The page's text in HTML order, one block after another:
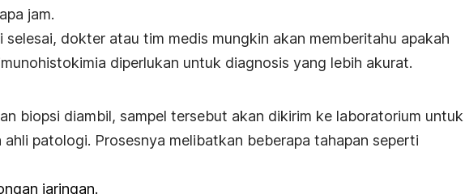
jam.
selesai, dokter atau tim medis mungkin akan memberitahu apakah
diperlukan untuk diagnosis yang lebih akurat.
biopsi diambil, sampel tersebut akan dikirim ke laboratorium untuk
ahli patologi. Prosesnya melibatkan beberapa tahapan seperti
jaringan.